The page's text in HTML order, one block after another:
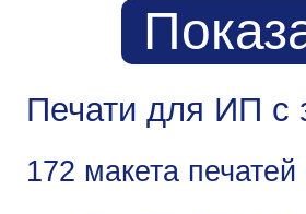
Печати для ИП с
172 макета